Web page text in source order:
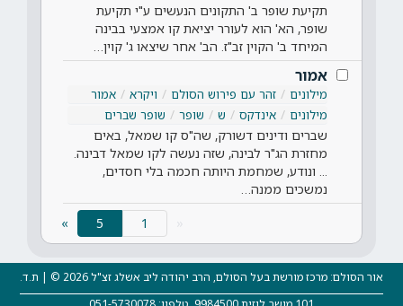
תקיעת שופר ב' התקונים הנעשים ע"י תקיעת
שופר, הא' הוא לעורר יציאת קו אמצעי בבינה
המיחד ב' הקוין זב"ז. הב' אחר שיצאו ג' קוין…
אמור
מילונים זהר עם פירוש הסולם ויקרא
אמור
מילונים
אינדקס ש שופר שופר שברים
שברים ודינים דשורק, שה"ס קו שמאל, באים
מחזרת הג"ר לבינה, שזה נעשה לקו שמאל דבינה.
... ונודע, שמחמת היותה חכמה בלי חסדים,
נמשכים ממנה…
5
»
אור הסולם: מרכז מורשת בעל הסולם, הרב יהודה ליב אשלג זצ"ל 2026 © | ת.ד.